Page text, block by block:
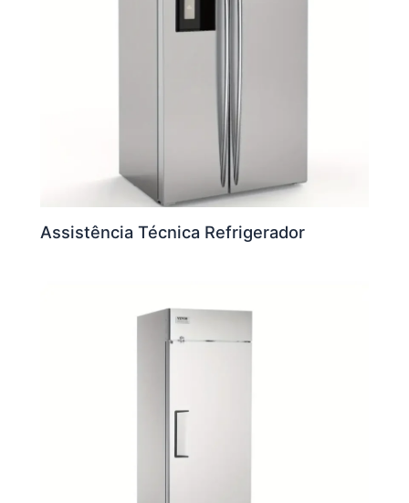
Assistência Técnica Refrigerador